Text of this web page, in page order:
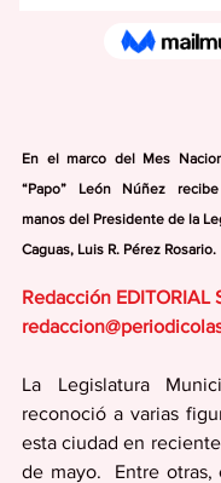
En el marco del Mes
“Papo” León Núñez
manos del Presidente de la
Caguas, Luis R. Pérez Rosario.
Redacción EDITORIAL
La Legislatura
reconoció a varias
esta ciudad en
de mayo.  Entre